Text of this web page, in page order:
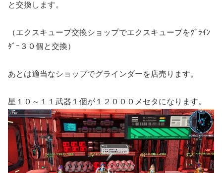
と交換します。
（エクスキューブ交換ショップでエクスキューブをｸﾞﾗｲﾝ
ﾀﾞｰ３０個と交換）
あとは適当なショップでグラインダーを店売ります。
星１０～１１武器１個が１２０００メセタになります。